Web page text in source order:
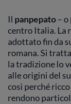
Il panpepato– o
centro Italia. La
adottato fin da
romana. Si
la tradizione lo
alle origini del
così perché
rendono